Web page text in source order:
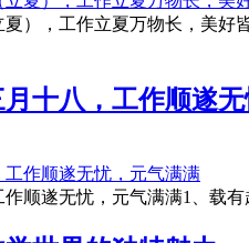
），工作立夏万物长，美
十八，工作顺遂
顺遂无忧，元气满满1、载